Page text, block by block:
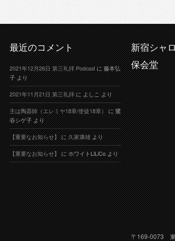
最近のコメント
2021年12月26日 第三礼拝 Podcastに藤本弘
子より
2021年11月21日 第三礼拝によしこより
主は陶器師（エレミヤ18章/使徒18章）に鷺
谷シゲ子より
【重要なお知らせ】に久家康雄より
【重要なお知らせ】にホワイトLiLiCoより
新宿シャ
保会堂
〒169-0073